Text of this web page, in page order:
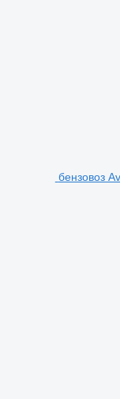
бензовоз